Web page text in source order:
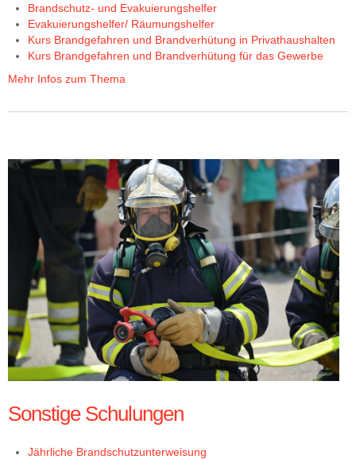
Brandschutz- und Evakuierungshelfer
Evakuierungshelfer/ Räumungshelfer
Kurs Brandgefahren und Brandverhütung in Privathaushalten
Kurs Brandgefahren und Brandverhütung für das Gewerbe
Mehr Infos zum Thema
Sonstige Schulungen
Jährliche Brandschutzunterweisung